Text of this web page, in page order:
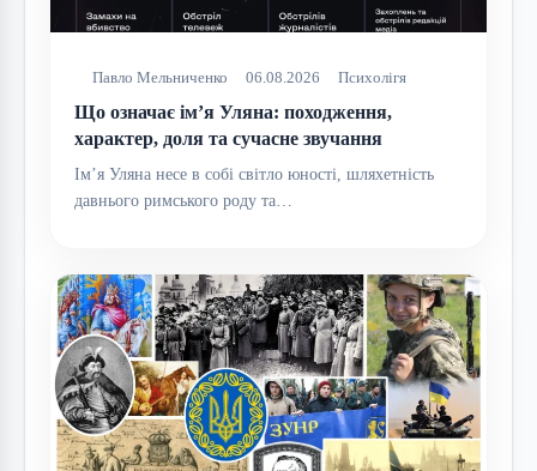
Павло Мельниченко 06.08.2026 Психолігя
Що означає ім’я Уляна: походження,
характер, доля та сучасне звучання
Ім’я Уляна несе в собі світло юності, шляхетність
давнього римського роду та…